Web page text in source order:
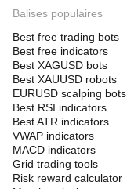
Balises populaires
Best free trading bots
Best free indicators
Best XAGUSD bots
Best XAUUSD robots
EURUSD scalping bots
Best RSI indicators
Best ATR indicators
VWAP indicators
MACD indicators
Grid trading tools
Risk reward calculator